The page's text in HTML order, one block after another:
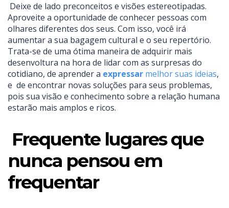
Deixe de lado preconceitos e visões estereotipadas.
Aproveite a oportunidade de conhecer pessoas com
olhares diferentes dos seus. Com isso, você irá
aumentar a sua bagagem cultural e o seu repertório.
Trata-se de uma ótima maneira de adquirir mais
desenvoltura na hora de lidar com as surpresas do
cotidiano, de aprender a expressar melhor suas ideias,
e de encontrar novas soluções para seus problemas,
pois sua visão e conhecimento sobre a relação humana
estarão mais amplos e ricos.
Frequente lugares que
nunca pensou em
frequentar